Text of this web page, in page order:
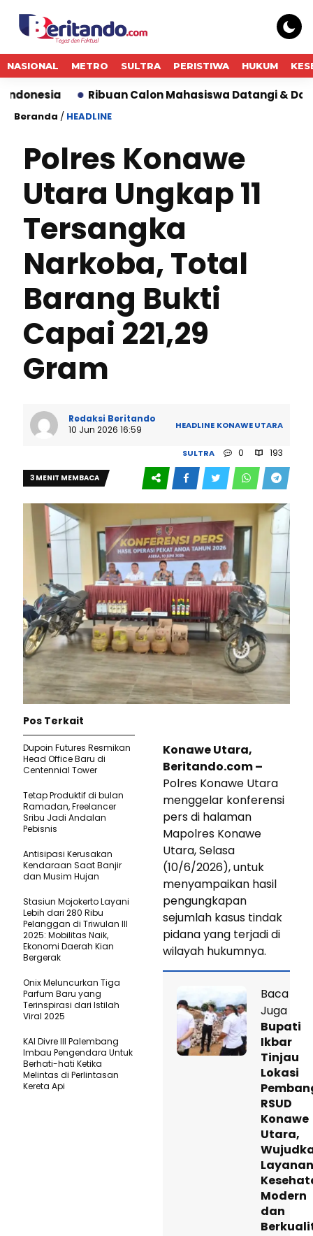
NASIONAL METRO SULTRA PERISTIWA HUKUM
Ribuan Calon Mahasiswa Datangi & Daftar BINUS
Beranda / HEADLINE
Polres Konawe
Utara Ungkap 11
Tersangka
Narkoba, Total
Barang Bukti
Capai 221,29
Gram
Redaksi Beritando
10 Jun 2026 16:59
HEADLINE KONAWE UTARA
SULTRA 0 193
3 MENIT MEMBACA
Konawe Utara,
Beritando.com –
Polres Konawe Utara
menggelar konferensi
pers di halaman
Mapolres Konawe
Utara, Selasa
(10/6/2026), untuk
menyampaikan hasil
pengungkapan
sejumlah kasus tindak
pidana yang terjadi di
wilayah hukumnya.
Baca
Juga
Bupati
Ikbar
Tinjau
Lokasi
RSUD
Konawe
Utara,
Layanan
Modern
dan
Pos Terkait
Dupoin Futures Resmikan
Head Office Baru di
Centennial Tower
Tetap Produktif di bulan
Ramadan, Freelancer
Sribu Jadi Andalan
Pebisnis
Antisipasi Kerusakan
Kendaraan Saat Banjir
dan Musim Hujan
Stasiun Mojokerto Layani
Lebih dari 280 Ribu
Pelanggan di Triwulan III
2025: Mobilitas Naik,
Ekonomi Daerah Kian
Bergerak
Onix Meluncurkan Tiga
Parfum Baru yang
Terinspirasi dari Istilah
Viral 2025
KAI Divre III Palembang
Imbau Pengendara Untuk
Berhati-hati Ketika
Melintas di Perlintasan
Kereta Api